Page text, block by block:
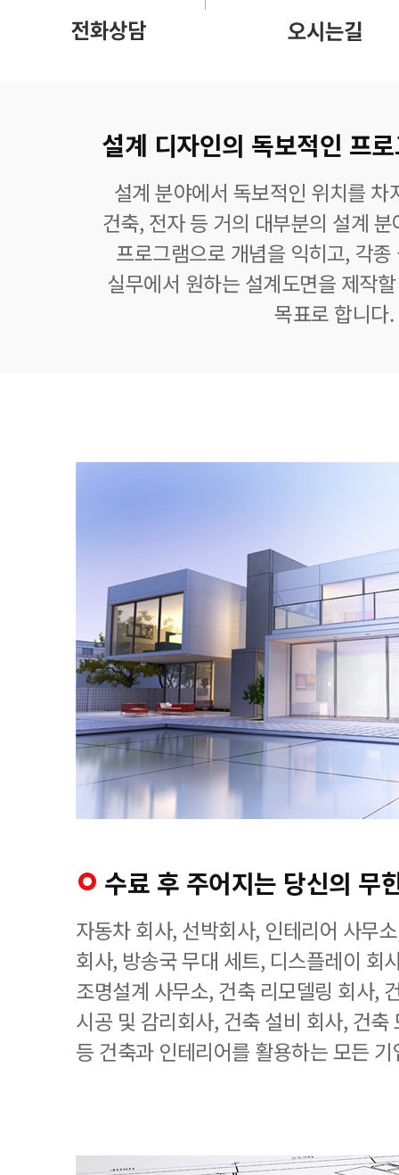
설계 디자인의 독보적인 프
설계 분야에서 독보적인 위치를 차
건축, 전자 등 거의 대부분의 설계
프로그램으로 개념을 익히고, 각
실무에서 원하는 설계도면을 제작
목표로 합니다.
수료 후 주어지는 당신의 무
자동차 회사, 선박회사, 인테리어 사무
회사, 방송국 무대 세트, 디스플레이 회
조명설계 사무소, 건축 리모델링 회사,
시공 및 감리회사, 건축 설비 회사, 건축
등 건축과 인테리어를 활용하는 모든